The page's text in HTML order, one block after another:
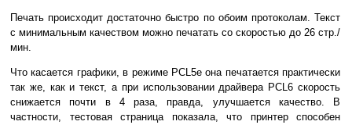
Печать происходит достаточно быстро по обоим протоколам. Текст
с минимальным качеством можно печатать со скоростью до 26 стр./
мин.
Что касается графики, в режиме PCL5e она печатается практически
так же, как и текст, а при использовании драйвера PCL6 скорость
снижается почти в 4 раза, правда, улучшается качество. В
частности, тестовая страница показала, что принтер способен